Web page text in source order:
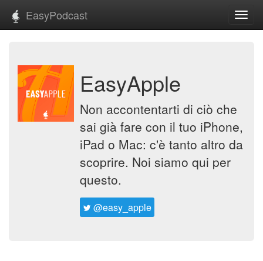
EasyPodcast
EasyApple
Non accontentarti di ciò che
sai già fare con il tuo iPhone,
iPad o Mac: c'è tanto altro da
scoprire. Noi siamo qui per
questo.
@easy_apple